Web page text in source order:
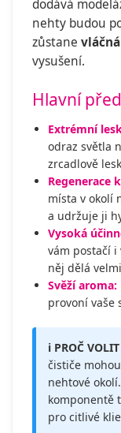
dodává
nehty budou
zůstane
vysušení.
Hlavní
Extrémní
odraz světla
zrcadlově
Regenerace
místa v okolí
a udržuje ji
Vysoká
vám postačí
něj dělá
Svěží aroma:
provoní vaše
ℹ️ PROČ
čističe
nehtové
komponentě
pro citlivé